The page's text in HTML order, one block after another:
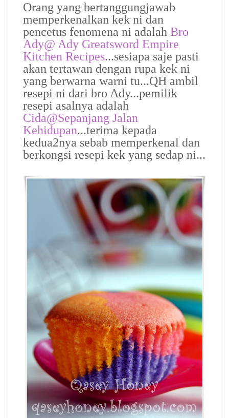
Orang yang bertanggungjawab
memperkenalkan kek ni dan
pencetus fenomena ni adalah Bro
Ady@ Ady Greatsword Empire
Kitchen Recipes...sesiapa saje pasti
akan tertawan dengan rupa kek ni
yang berwarna warni tu...QH ambil
resepi ni dari bro Ady...pemilik
resepi asalnya adalah
Cida@Sepanjang Jalan
Kehidupan...terima kepada
kedua2nya sebab memperkenal dan
berkongsi resepi kek yang sedap ni...